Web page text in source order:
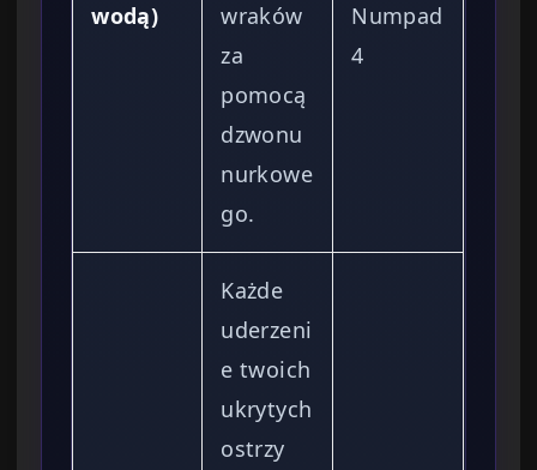
wodą)
wraków
za
pomocą
dzwonu
nurkowe
go.
Numpad
4
Każde
uderzeni
e twoich
ukrytych
ostrzy